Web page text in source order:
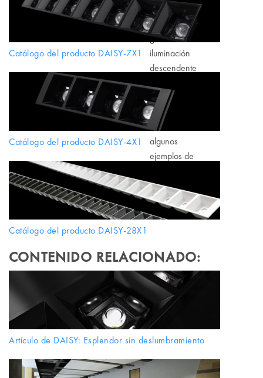
permite crear
una atractiva
gama de
iluminación
descendente
aplicaciones
de interior.
Estas son solo
algunos
ejemplos de
las nuevas
ópticas
DAISY.
Catálogo del producto DAISY-7X1
Catálogo del producto DAISY-4X1
Catálogo del producto DAISY-28X1
CONTENIDO RELACIONADO:
Artículo de DAISY: Esplendor sin deslumbramiento